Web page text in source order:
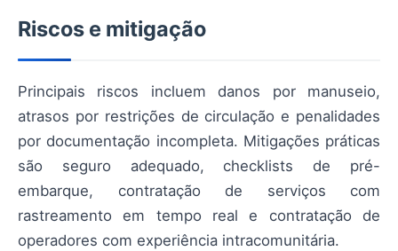
Riscos e mitigação
Principais riscos incluem danos por manuseio,
atrasos por restrições de circulação e penalidades
por documentação incompleta. Mitigações práticas
são seguro adequado, checklists de pré-
embarque, contratação de serviços com
rastreamento em tempo real e contratação de
operadores com experiência intracomunitária.